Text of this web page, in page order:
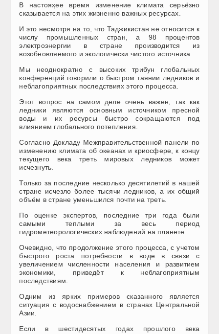
В настояҳее время изменение климата серьёзно
сказывается на этих жизненно важных ресурсах.
И это несмотря на то, что Таджикистан не относится к
числу промышленных стран, а 98 процентов
электроэнергии в стране производится из
возобновляемого и экологически чистого источника.
Мы неоднократно с высоких трибун глобальных
конференций говорили о быстром таянии ледников и
неблагоприятных последствиях этого процесса.
Этот вопрос на самом деле очень важен, так как
ледники являются основным источником пресной
воды и их ресурсы быстро сокращаются под
влиянием глобального потепления.
Согласно Докладу Межправительственной панели по
изменению климата об океанах и криосфере, к концу
текущего века треть мировых ледников может
исчезнуть.
Только за последние несколько десятилетий в нашей
стране исчезло более тысячи ледников, а их общий
объём в стране уменьшился почти на треть.
По оценке экспертов, последние три года были
самыми теплыми за весь период
гидрометеорологических наблюдений на планете.
Очевидно, что продолжение этого процесса, с учетом
быстрого роста потребности в воде в связи с
увеличением численности населения и развитием
экономики, приведёт к неблагоприятным
последствиям.
Одним из ярких примеров сказанного является
ситуация с водоснабжением в странах Центральной
Азии.
Если в шестидесятых годах прошлого века